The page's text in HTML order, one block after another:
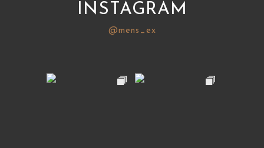
INSTAGRAM
@mens_ex